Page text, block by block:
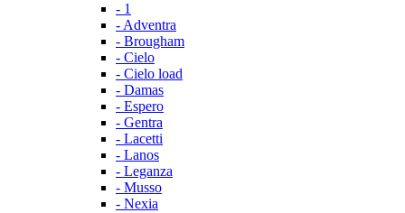
- 1
- Adventra
- Brougham
- Cielo
- Cielo load
- Damas
- Espero
- Gentra
- Lacetti
- Lanos
- Leganza
- Musso
- Nexia